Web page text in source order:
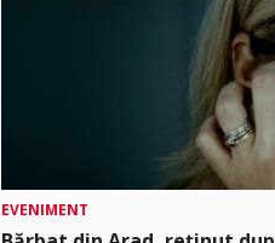
EVENIMENT